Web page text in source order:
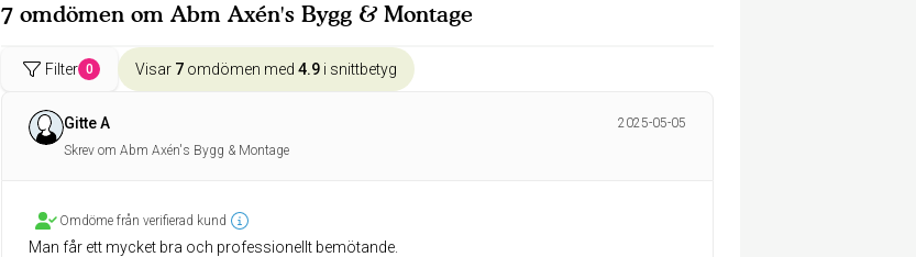
7 omdömen om Abm Axén's Bygg & Montage
Filter 0 Visar 7 omdömen med 4.9 i snittbetyg
Gitte A
2025-05-05
Skrev om Abm Axén's Bygg & Montage
Omdöme från verifierad kund
Man får ett mycket bra och professionellt bemötande.